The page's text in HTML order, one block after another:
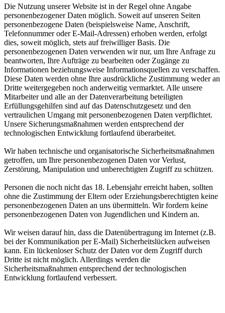
Die Nutzung unserer Website ist in der Regel ohne Angabe
personenbezogener Daten möglich. Soweit auf unseren Seiten
personenbezogene Daten (beispielsweise Name, Anschrift,
Telefonnummer oder E-Mail-Adressen) erhoben werden, erfolgt
dies, soweit möglich, stets auf freiwilliger Basis. Die
personenbezogenen Daten verwenden wir nur, um Ihre Anfrage zu
beantworten, Ihre Aufträge zu bearbeiten oder Zugänge zu
Informationen beziehungsweise Informationsquellen zu verschaffen.
Diese Daten werden ohne Ihre ausdrückliche Zustimmung weder an
Dritte weitergegeben noch anderweitig vermarktet. Alle unsere
Mitarbeiter und alle an der Datenverarbeitung beteiligten
Erfüllungsgehilfen sind auf das Datenschutzgesetz und den
vertraulichen Umgang mit personenbezogenen Daten verpflichtet.
Unsere Sicherungsmaßnahmen werden entsprechend der
technologischen Entwicklung fortlaufend überarbeitet.
Wir haben technische und organisatorische Sicherheitsmaßnahmen
getroffen, um Ihre personenbezogenen Daten vor Verlust,
Zerstörung, Manipulation und unberechtigten Zugriff zu schützen.
Personen die noch nicht das 18. Lebensjahr erreicht haben, sollten
ohne die Zustimmung der Eltern oder Erziehungsberechtigten keine
personenbezogenen Daten an uns übermitteln. Wir fordern keine
personenbezogenen Daten von Jugendlichen und Kindern an.
Wir weisen darauf hin, dass die Datenübertragung im Internet (z.B.
bei der Kommunikation per E-Mail) Sicherheitslücken aufweisen
kann. Ein lückenloser Schutz der Daten vor dem Zugriff durch
Dritte ist nicht möglich. Allerdings werden die
Sicherheitsmaßnahmen entsprechend der technologischen
Entwicklung fortlaufend verbessert.